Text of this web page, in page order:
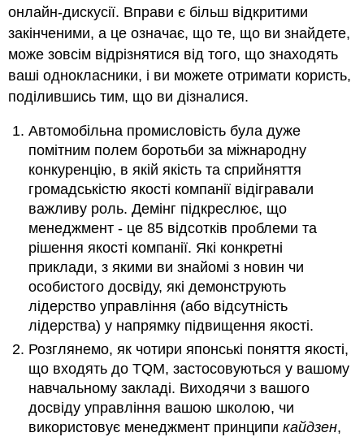
онлайн-дискусії. Вправи є більш відкритими
закінченими, а це означає, що те, що ви знайдете,
може зовсім відрізнятися від того, що знаходять
ваші однокласники, і ви можете отримати користь,
поділившись тим, що ви дізналися.
Автомобільна промисловість була дуже
помітним полем боротьби за міжнародну
конкуренцію, в якій якість та сприйняття
громадськістю якості компанії відігравали
важливу роль. Демінг підкреслює, що
менеджмент - це 85 відсотків проблеми та
рішення якості компанії. Які конкретні
приклади, з якими ви знайомі з новин чи
особистого досвіду, які демонструють
лідерство управління (або відсутність
лідерства) у напрямку підвищення якості.
Розглянемо, як чотири японські поняття якості,
що входять до TQM, застосовуються у вашому
навчальному закладі. Виходячи з вашого
досвіду управління вашою школою, чи
використовує менеджмент принципикайдзен,